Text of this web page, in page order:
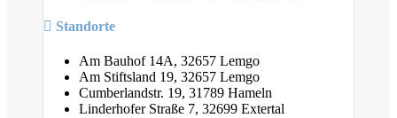
Standorte
Am Bauhof 14A, 32657 Lemgo
Am Stiftsland 19, 32657 Lemgo
Cumberlandstr. 19, 31789 Hameln
Linderhofer Straße 7, 32699 Extertal